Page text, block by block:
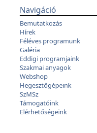
Navigáció
Bemutatkozás
Hírek
Féléves programunk
Galéria
Eddigi programjaink
Szakmai anyagok
Webshop
Hegesztőgépeink
SzMSz
Támogatóink
Elérhetőségeink